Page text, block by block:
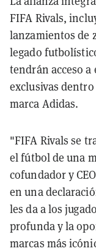
FIFA Rivals,
lanzamientos de
legado
tendrán acceso
exclusivas
marca Adidas.
"FIFA Rivals se
el fútbol de una
cofundador y
en una
les da a los
profunda y la
marcas más